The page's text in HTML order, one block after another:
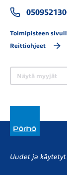
Toimipisteen
Reittiohjeet
Näytä myyjät
Uudet ja